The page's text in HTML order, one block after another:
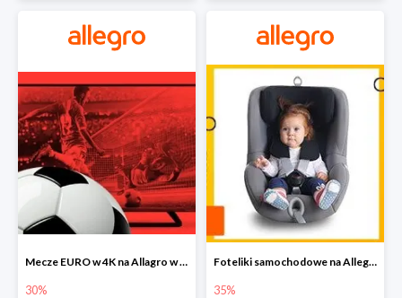
Mecze EURO w 4K na Allagro w super cenach
30%
Foteliki samochodowe na Allegro w super cenach
35%